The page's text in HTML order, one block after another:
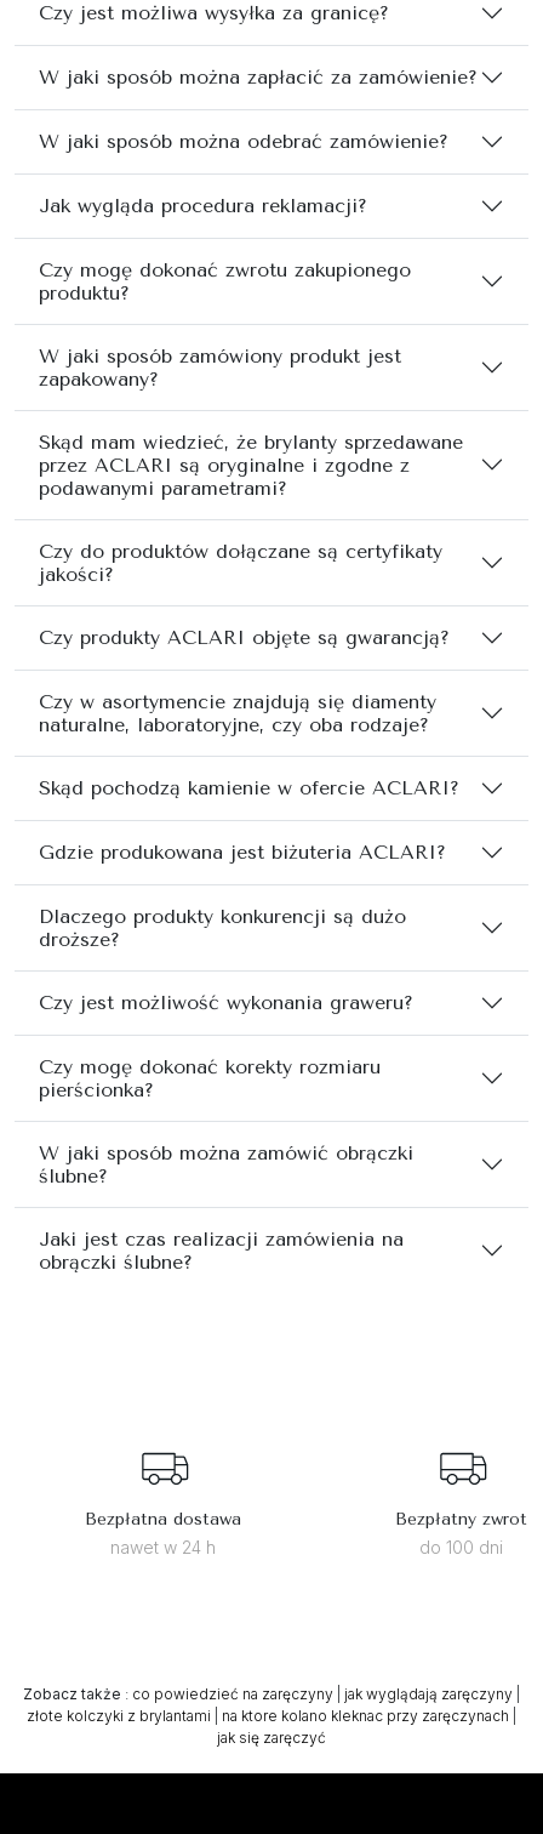
Czy jest możliwa wysyłka za granicę?
W jaki sposób można zapłacić za zamówienie?
W jaki sposób można odebrać zamówienie?
Jak wygląda procedura reklamacji?
Czy mogę dokonać zwrotu zakupionego
produktu?
W jaki sposób zamówiony produkt jest
zapakowany?
Skąd mam wiedzieć, że brylanty sprzedawane
przez ACLARI są oryginalne i zgodne z
podawanymi parametrami?
Czy do produktów dołączane są certyfikaty
jakości?
Czy produkty ACLARI objęte są gwarancją?
Czy w asortymencie znajdują się diamenty
naturalne, laboratoryjne, czy oba rodzaje?
Skąd pochodzą kamienie w ofercie ACLARI?
Gdzie produkowana jest biżuteria ACLARI?
Dlaczego produkty konkurencji są dużo
droższe?
Czy jest możliwość wykonania graweru?
Czy mogę dokonać korekty rozmiaru
pierścionka?
W jaki sposób można zamówić obrączki
ślubne?
Jaki jest czas realizacji zamówienia na
obrączki ślubne?
Bezpłatna dostawa
nawet w 24 h
Bezpłatny zwrot
do 100 dni
Zobacz także : co powiedzieć na zaręczyny jak wyglądają zaręczyny
złote kolczyki z brylantami
na ktore kolano kleknac przy zaręczynach
jak się zaręczyć